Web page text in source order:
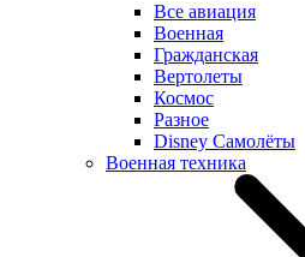
Все авиация
Военная
Гражданская
Вертолеты
Космос
Разное
Disney Самолёты
Военная техника